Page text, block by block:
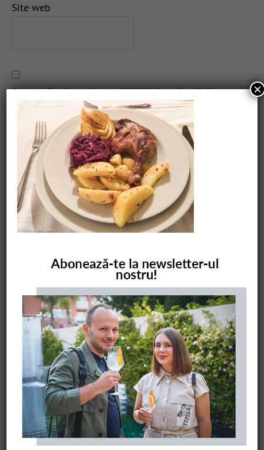
Site web
Salvează-mi numele, emailul și site-ul web în acest
navigator pentru data viitoare când o să comentez.
CAUTARE
COMANDĂ CARTEA NOASTRĂ
×